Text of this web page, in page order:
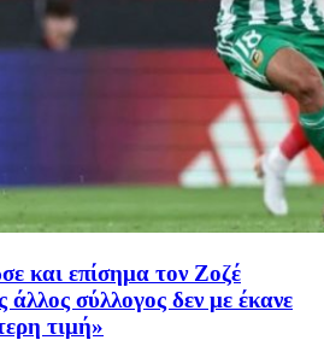
και επίσημα τον Ζοζέ
σύλλογος δεν με έκανε
τιμή»